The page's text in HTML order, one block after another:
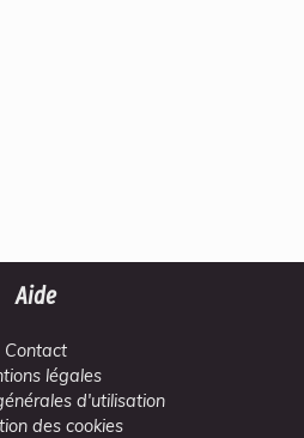
Aide
Contact
légales
d'utilisation
des cookies